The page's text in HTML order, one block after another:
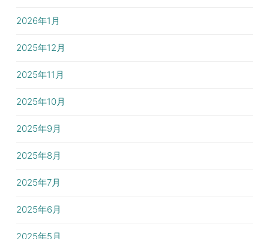
2026年1月
2025年12月
2025年11月
2025年10月
2025年9月
2025年8月
2025年7月
2025年6月
2025年5月